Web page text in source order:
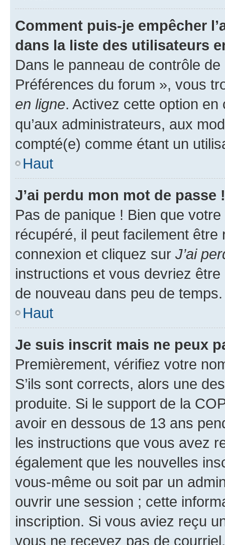
Comment puis-je empêcher
dans la liste des utilisateurs
Dans le panneau de contrôle
Préférences du forum », vous
en ligne. Activez cette option
qu’aux administrateurs, aux
compté(e) comme étant un
Haut
J’ai perdu mon mot de passe !
Pas de panique ! Bien que
récupéré, il peut facilement
connexion et cliquez sur J’ai
instructions et vous devriez
de nouveau dans peu de temps.
Haut
Je suis inscrit mais ne peux
Premièrement, vérifiez votre
S’ils sont corrects, alors une
produite. Si le support de la
avoir en dessous de 13 ans
les instructions que vous avez
également que les nouvelles
vous-même ou soit par un
ouvrir une session ; cette
inscription. Si vous aviez reçu
vous ne recevez pas de